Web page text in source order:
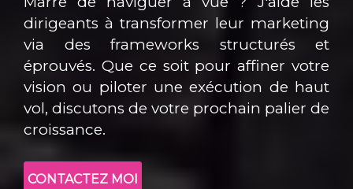
dirigeants à transformer leur marketing
via des frameworks structurés et
éprouvés. Que ce soit pour affiner votre
vision ou piloter une exécution de haut
vol, discutons de votre prochain palier de
croissance.
CONTACTEZ MOI